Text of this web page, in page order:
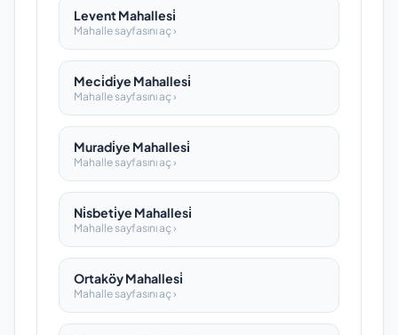
Levent Mahallesi̇
Mahalle sayfasını aç ›
Meci̇di̇ye Mahallesi̇
Mahalle sayfasını aç ›
Muradi̇ye Mahallesi̇
Mahalle sayfasını aç ›
Ni̇sbeti̇ye Mahallesi̇
Mahalle sayfasını aç ›
Ortaköy Mahallesi̇
Mahalle sayfasını aç ›